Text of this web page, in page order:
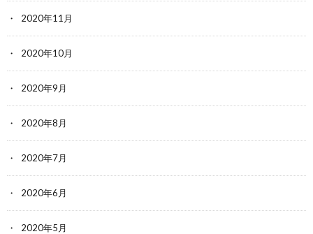
2020年11月
2020年10月
2020年9月
2020年8月
2020年7月
2020年6月
2020年5月